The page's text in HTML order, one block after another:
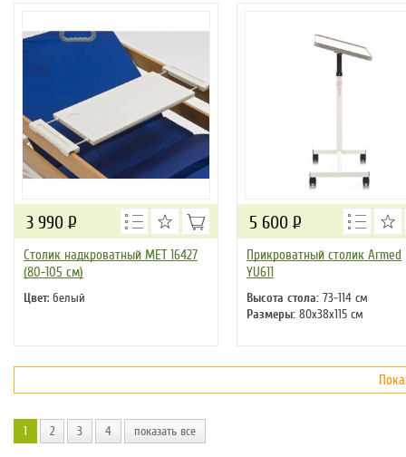
Столик надкроватный MET 16427
(80-105 см)
Цвет: белый
3 990 Р
Прикроватный столик Armed
YU611
Высота стола: 73-114 см
Размеры: 80х38х115 см
5 600 Р
1 2 3 4 показать все